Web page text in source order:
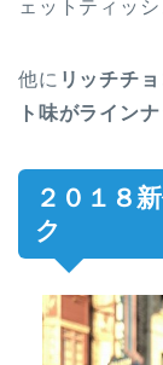
ェットティッシ
他に リッチチ
ト味がライン
２０１８
ク